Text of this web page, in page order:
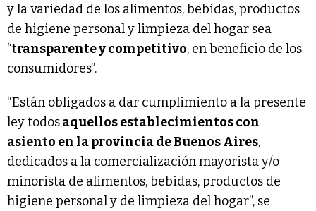
y la variedad de los alimentos, bebidas, productos
de higiene personal y limpieza del hogar sea
“transparente y competitivo, en beneficio de los
consumidores”.
“Están obligados a dar cumplimiento a la presente
ley todosaquellos establecimientos con
asiento en la provincia de Buenos Aires,
dedicados a la comercialización mayorista y/o
minorista de alimentos, bebidas, productos de
higiene personal y de limpieza del hogar”, se